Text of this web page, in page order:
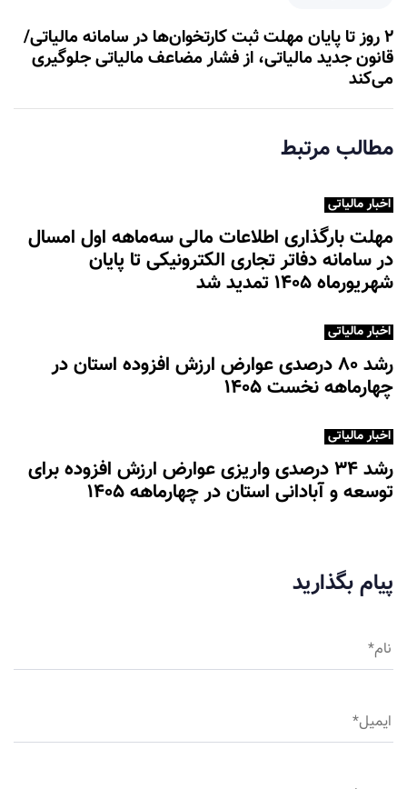
ق
ب
ل
۲ روز تا پایان مهلت ثبت کارتخوان‌ها در سامانه مالیاتی/
قانون جدید مالیاتی، از فشار مضاعف مالیاتی جلوگیری
می‌کند
مطالب مرتبط
اخبار مالیاتی
مهلت بارگذاری اطلاعات مالی سه‌ماهه اول امسال
در سامانه دفاتر تجاری الکترونیکی تا پایان
شهریورماه ۱۴۰۵ تمدید شد
اخبار مالیاتی
رشد ۸۰ درصدی عوارض ارزش افزوده استان در
چهارماهه نخست ۱۴۰۵
اخبار مالیاتی
رشد ۳۴ درصدی واریزی عوارض ارزش افزوده برای
توسعه و آبادانی استان در چهارماهه ۱۴۰۵
پیام بگذارید